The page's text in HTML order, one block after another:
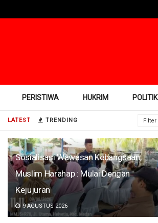
LATEST TRENDING Filter
Sosialisasi Wawasan Kebangsaan,
Muslim Harahap : Mulai Dengan
Kejujuran
9 AGUSTUS 2026
PERISTIWA HUKRIM POLITIK